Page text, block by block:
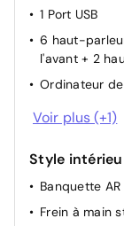
Dossier des
Lève-vitres
Miroir de
Rétroviseurs
Rétroviseur
Lève vitres
Rétroviseurs
1 Port USB
6 haut-
l'avant + 2
Ordinateur
Radio
Voir plus (+1)
Style
Banquette
Frein à main